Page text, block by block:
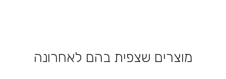
האפשרויותמוצרים שצפית בהם לאחרונה